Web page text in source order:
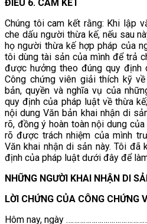
ĐIỀU 6. CAM KẾT
Chúng tôi cam kết rằng: Khi lập
che dấu người thừa kế, nếu sau
họ người thừa kế hợp pháp của
tôi dùng tài sản của mình để trả
được hưởng theo đúng quy định
Công chứng viên giải thích kỹ
bản, quyền và nghĩa vụ của
quy định của pháp luật về thừa
nội dung Văn bản khai nhận di
rõ, đồng ý hoàn toàn nội dung
rõ được trách nhiệm của mình
Văn khai nhận di sản này. Tôi
định của pháp luật dưới đây để
NHỮNG NGƯỜI KHAI NHẬN DI
LỜI CHỨNG CỦA CÔNG CHỨNG
Hôm nay, ngày